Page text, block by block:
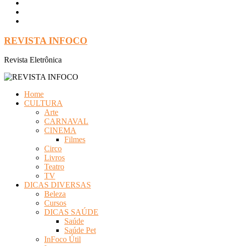
REVISTA INFOCO
Revista Eletrônica
Home
CULTURA
Arte
CARNAVAL
CINEMA
Filmes
Circo
Livros
Teatro
TV
DICAS DIVERSAS
Beleza
Cursos
DICAS SAÚDE
Saúde
Saúde Pet
InFoco Útil